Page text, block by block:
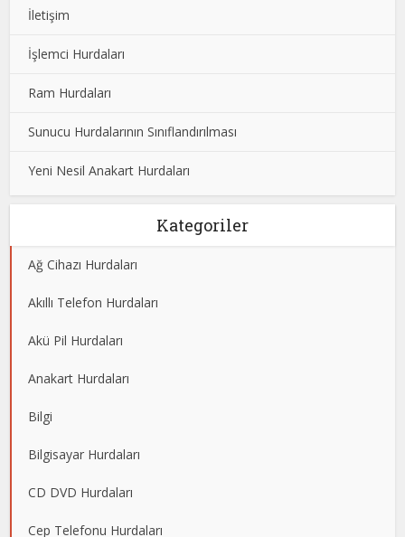
İletişim
İşlemci Hurdaları
Ram Hurdaları
Sunucu Hurdalarının Sınıflandırılması
Yeni Nesil Anakart Hurdaları
Kategoriler
Ağ Cihazı Hurdaları
Akıllı Telefon Hurdaları
Akü Pil Hurdaları
Anakart Hurdaları
Bilgi
Bilgisayar Hurdaları
CD DVD Hurdaları
Cep Telefonu Hurdaları